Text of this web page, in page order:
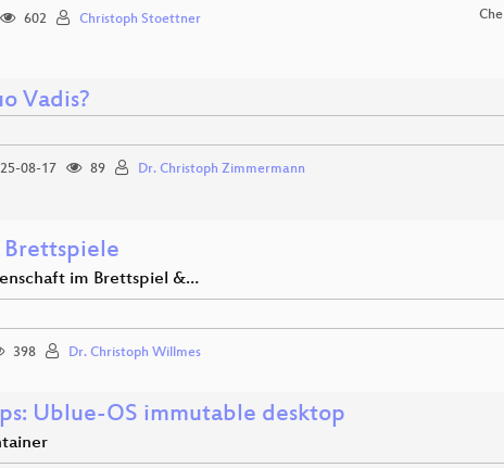
602 Christoph Stoettner
Vadis?
08-17 89 Dr. Christoph Zimmermann
Brettspiele
im Brettspiel &…
398 Dr. Christoph Willmes
Ublue-OS immutable desktop